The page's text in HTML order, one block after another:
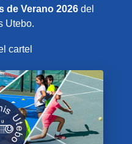
de Verano 2026 del
Utebo.
cartel